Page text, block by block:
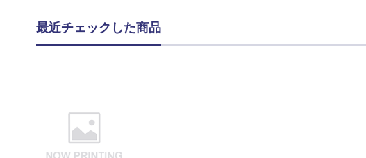
最近チェックした商品